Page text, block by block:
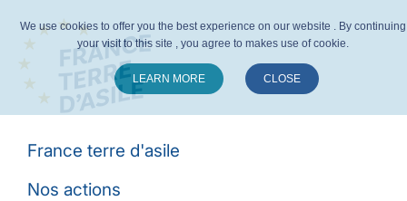
France terre d'asile
Nos actions
We use cookies to offer you the best experience on our website . By continuing
your visit to this site , you agree to makes use of cookie.
LEARN MORE CLOSE